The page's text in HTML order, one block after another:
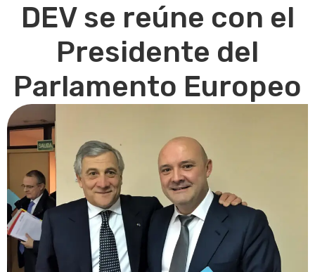
DEV se reúne con el
Presidente del
Parlamento Europeo